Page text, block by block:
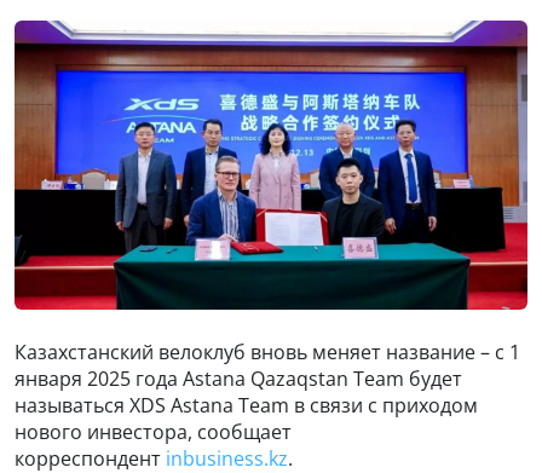
Казахстанский велоклуб вновь меняет название – с 1
января 2025 года Astana Qazaqstan Team будет
называться XDS Astana Team в связи с приходом
нового инвестора, сообщает
корреспондент inbusiness.kz.